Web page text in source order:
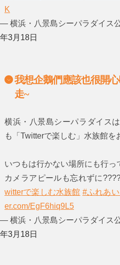
K
— 横浜・八景島シーパラダイス
年3月18日
我想企鵝們應該也很開
走~
横浜・八景島シーパラダイス
も「Twitterで楽しむ」水族館
いつもは行かない場所にも行っ
カメラアピールも忘れずに
witterで楽しむ水族館 #ふれあ
er.com/EgF6hiq9L5
— 横浜・八景島シーパラダイス
年3月18日